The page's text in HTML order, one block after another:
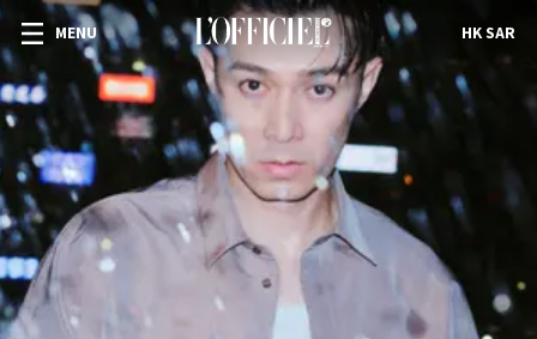
MENU HK SAR